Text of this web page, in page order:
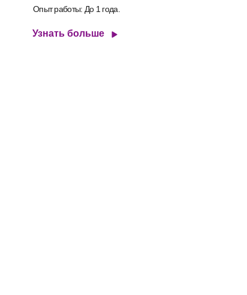
Опыт работы: До 1 года.
Узнать больше